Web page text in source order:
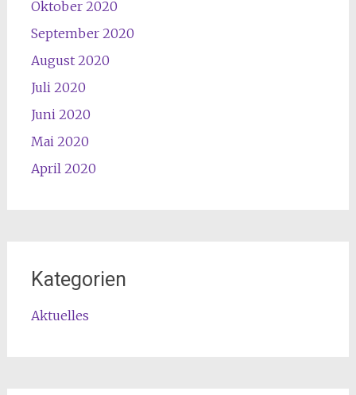
Oktober 2020
September 2020
August 2020
Juli 2020
Juni 2020
Mai 2020
April 2020
Kategorien
Aktuelles